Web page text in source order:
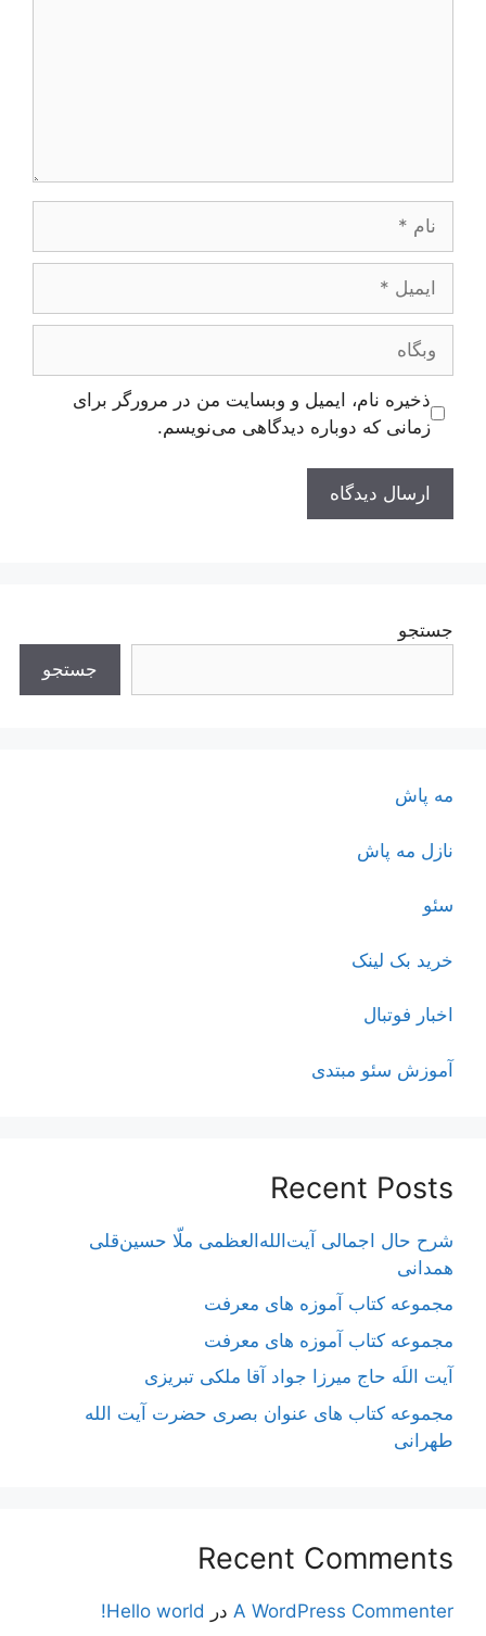
وبگاه
ذخیره نام، ایمیل و وبسایت من در مرورگر برای
زمانی که دوباره دیدگاهی می‌نویسم.
جستجو
جستجو
مه پاش
نازل مه پاش
سئو
خرید بک لینک
اخبار فوتبال
آموزش سئو مبتدی
Recent Posts
شرح حال اجمالی آیت‌الله‌العظمی ملّا حسین‌قلی
همدانی
مجموعه کتاب آموزه های معرفت
مجموعه کتاب آموزه های معرفت
آیت اللَه حاج میرزا جواد آقا ملکی تبریزی
مجموعه کتاب های عنوان بصری حضرت آیت الله
طهرانی
Recent Comments
A WordPress Commenter در Hello world!